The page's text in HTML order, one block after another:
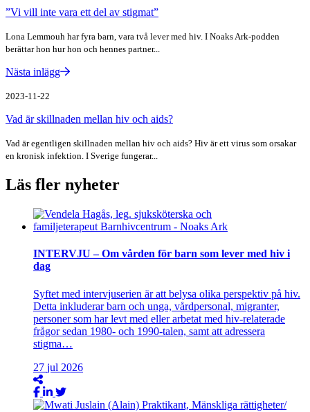
”Vi vill inte vara ett del av stigmat”
Lona Lemmouh har fyra barn, vara två lever med hiv. I Noaks Ark-podden
berättar hon hur hon och hennes partner...
Nästa inlägg
2023-11-22
Vad är skillnaden mellan hiv och aids?
Vad är egentligen skillnaden mellan hiv och aids? Hiv är ett virus som orsakar
en kronisk infektion. I Sverige fungerar...
Läs fler nyheter
INTERVJU – Om vården för barn som lever med hiv i
dag
Syftet med intervjuserien är att belysa olika perspektiv på hiv.
Detta inkluderar barn och unga, vårdpersonal, migranter,
personer som har levt med eller arbetat med hiv-relaterade
frågor sedan 1980- och 1990-talen, samt att adressera
stigma…
27 jul 2026